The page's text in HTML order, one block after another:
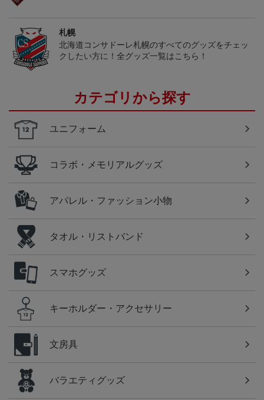
札幌
北海道コンサドーレ札幌のすべてのグッズをチェッ
クしたい方に！全グッズ一覧はこちら！
カテゴリから探す
ユニフォーム
コラボ・メモリアルグッズ
アパレル・ファッション小物
タオル・リストバンド
スマホグッズ
キーホルダー・アクセサリー
文房具
バラエティグッズ